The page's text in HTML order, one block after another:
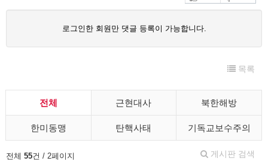
로그인한 회원만 댓글 등록이 가능합니다.
목록
전체 근현대사 북한해방
한미동맹 탄핵사태 기독교보수주의
게시판 검색
전체 55건 / 2페이지